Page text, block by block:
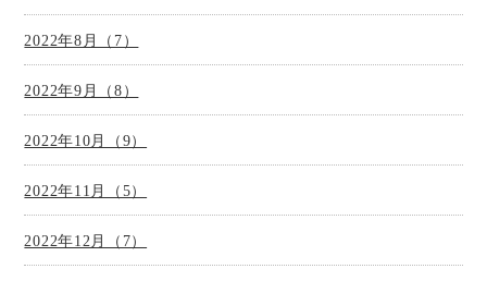
2022年8月（7）
2022年9月（8）
2022年10月（9）
2022年11月（5）
2022年12月（7）